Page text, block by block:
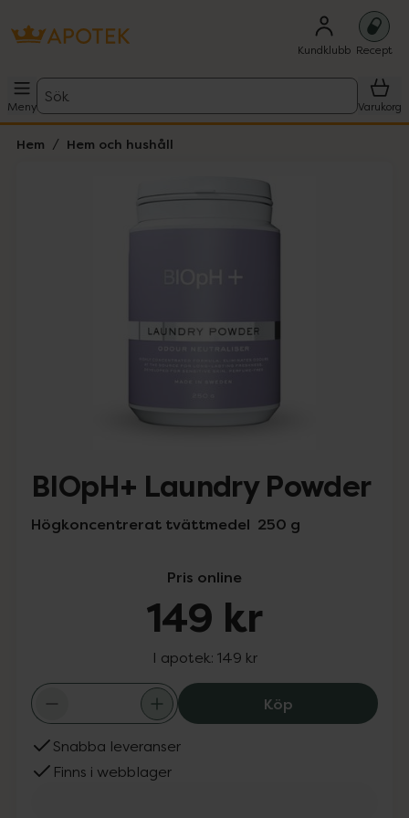
Kundklubb Recept
Meny
Sök
Varukorg
Hem Hem och hushåll
Lista: . Innehåller 1 objekt.
Hoppa över Lista
BIOpH+ Laundry Powder
Högkoncentrerat tvättmedel 250 g
Pris online
149 kr
I apotek: 149 kr
KöpBIOpH+
Snabba leveranser
Finns i webblager